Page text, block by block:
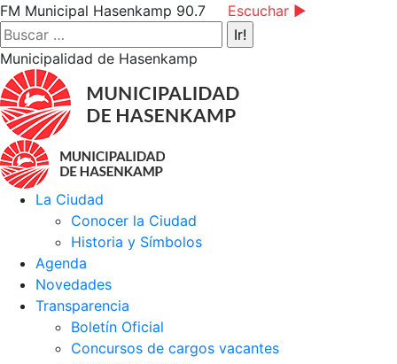
Saltar
al
contenido
Facebook
page
opens
new
window
Instagram
page
opens
new
window
YouTube
page
opens
new
window
FM Municipal Hasenkamp 90.7
Escuchar ►
Buscar:
Municipalidad de Hasenkamp
La Ciudad
Conocer la Ciudad
Historia y Símbolos
Agenda
Novedades
Transparencia
Boletín Oficial
Concursos de cargos vacantes